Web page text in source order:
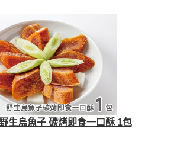
生烏魚子 碳烤即食一口酥 1包